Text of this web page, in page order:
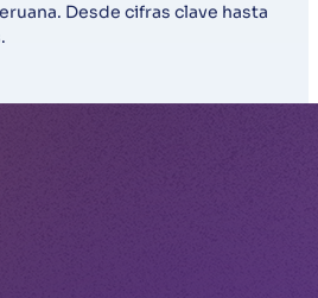
Desde cifras clave hasta